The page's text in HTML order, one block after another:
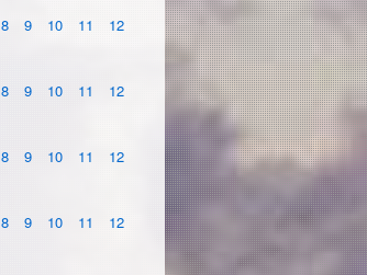
8 9 10 11 12
8 9 10 11 12
8 9 10 11 12
8 9 10 11 12